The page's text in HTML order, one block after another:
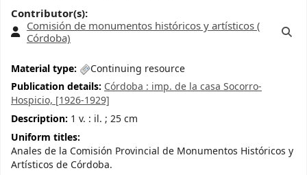
Contributor(s):
Comisión de monumentos históricos y artísticos (
Córdoba)
Material type:
Continuing resource
Publication details: Córdoba :imp. de la casa Socorro-
Hospicio,[1926-1929]
Description: 1 v. : il. ; 25 cm
Uniform titles:
Anales de la Comisión Provincial de Monumentos Históricos y
Artísticos de Córdoba.